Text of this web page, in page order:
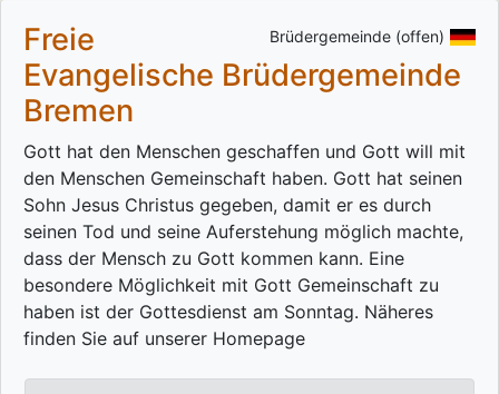
Brüdergemeinde (offen)
Freie
Evangelische Brüdergemeinde
Bremen
Gott hat den Menschen geschaffen und Gott will mit
den Menschen Gemeinschaft haben. Gott hat seinen
Sohn Jesus Christus gegeben, damit er es durch
seinen Tod und seine Auferstehung möglich machte,
dass der Mensch zu Gott kommen kann. Eine
besondere Möglichkeit mit Gott Gemeinschaft zu
haben ist der Gottesdienst am Sonntag. Näheres
finden Sie auf unserer Homepage